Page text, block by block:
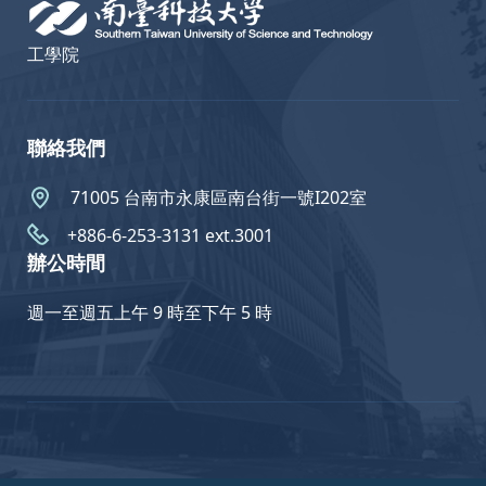
工學院
聯絡我們
71005 台南市永康區南台街一號I202室
+886-6-253-3131 ext.3001
辦公時間
週一至週五上午 9 時至下午 5 時